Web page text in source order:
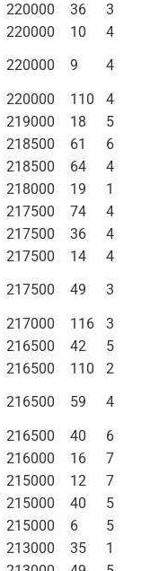
220000 36
3
220000 10
4
220000 9
4
220000 110
4
219000 18
5
218500 61
6
218500 64
4
218000 19
1
217500 74
4
217500 36
4
217500 14
4
217500 49
3
217000 116
3
216500 42
5
216500 110
2
216500 59
4
216500 40
6
216000 16
7
215000 12
7
215000 40
5
215000 6
5
213000 35
1